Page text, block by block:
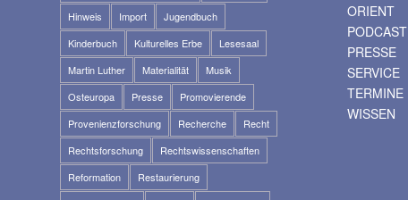
Hinweis
Import
Jugendbuch
Kinderbuch
Kulturelles Erbe
Lesesaal
Martin Luther
Materialität
Musik
Osteuropa
Presse
Promovierende
Provenienzforschung
Recherche
Recht
Rechtsforschung
Rechtswissenschaften
Reformation
Restaurierung
ORIENT
PODCAST
PRESSE
SERVICE
TERMINE
WISSEN